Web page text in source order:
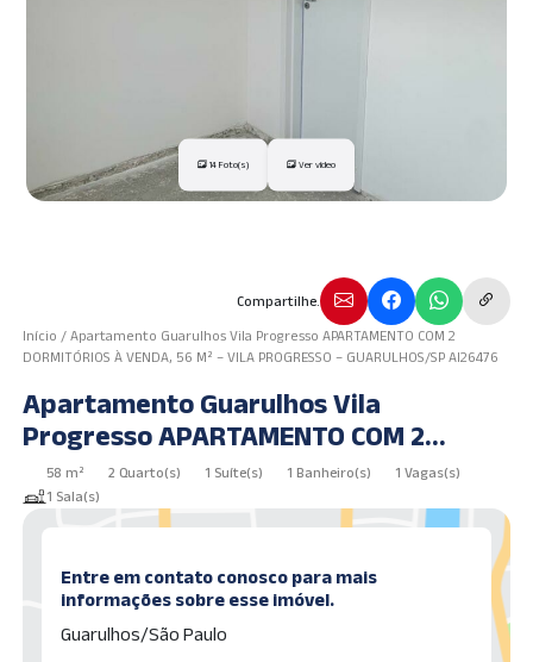
14 Foto(s) Ver vídeo
Compartilhe.
Início /Apartamento Guarulhos Vila Progresso APARTAMENTO COM 2
DORMITÓRIOS À VENDA, 56 M² – VILA PROGRESSO – GUARULHOS/SP AI26476
Apartamento Guarulhos Vila
Progresso APARTAMENTO COM 2
DORMITÓRIOS À VENDA, 56 m² – VILA
58 m² 2 Quarto(s) 1 Suíte(s) 1 Banheiro(s)
1 Vagas(s)
1 Sala(s)
Entre em contato conosco para mais
informações sobre esse imóvel.
Guarulhos/São Paulo